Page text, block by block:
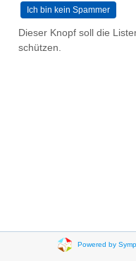
Dieser Knopf soll die
schützen.
Powered by